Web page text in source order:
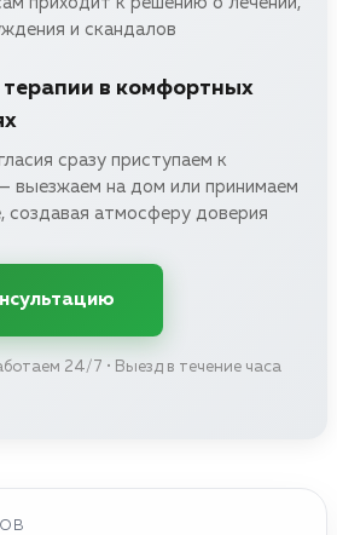
и скандалов
терапии в комфортных
сразу приступаем к
выезжаем на дом или принимаем
создавая атмосферу доверия
24/7 • Выезд в течение часа